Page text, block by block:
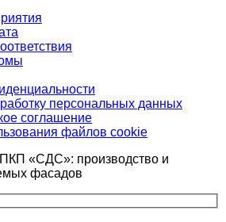
персональных данных
соглашение
файлов cookie
«СДС»: производство и
фасадов